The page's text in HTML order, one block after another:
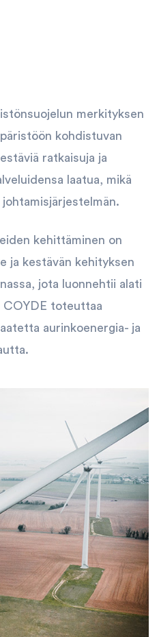
merkityksen
kohdistuvan
ratkaisuja ja
laatua, mikä
kehittäminen on
ja kestävän kehityksen
jota luonnehtii alati
COYDE toteuttaa
aurinkoenergia- ja